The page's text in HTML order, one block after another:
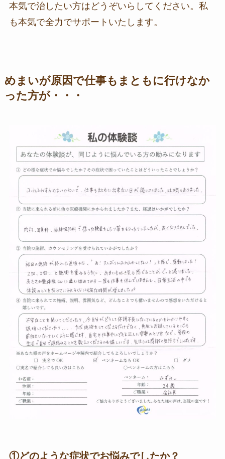
本気で治したい方はどうぞいらしてください。私
も本気で全力でサポートいたします。
めまいが原因で仕事もまともに行けなか
った方が・・・
①どのような症状でお悩みでしたか？